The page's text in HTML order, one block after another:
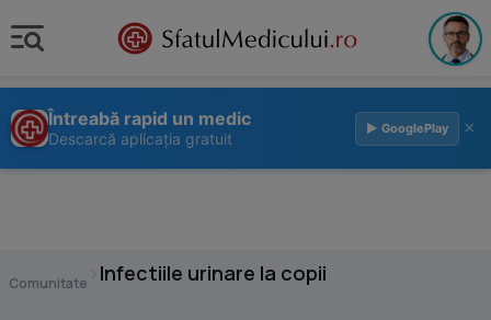
Întreabă rapid un medic
Descarcă aplicația gratuit
▶ GooglePlay ×
Comunitate Infectiile urinare la copii